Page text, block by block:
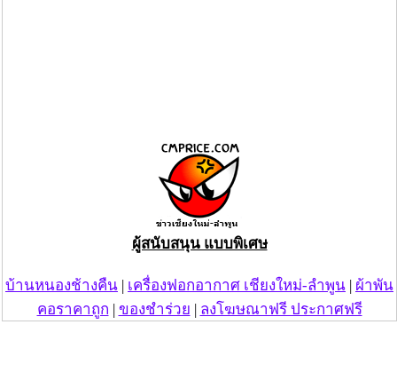
ผู้สนับสนุน แบบพิเศษ
บ้านหนองช้างคืน | เครื่องฟอกอากาศ เชียงใหม่-ลำพูน | ผ้าพัน
คอราคาถูก | ของชำร่วย | ลงโฆษณาฟรี ประกาศฟรี